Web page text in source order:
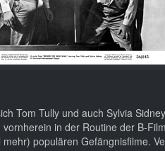
Tom Tully und auch Sylvia
in der Routine der B-
populären Gefängnisfilme.